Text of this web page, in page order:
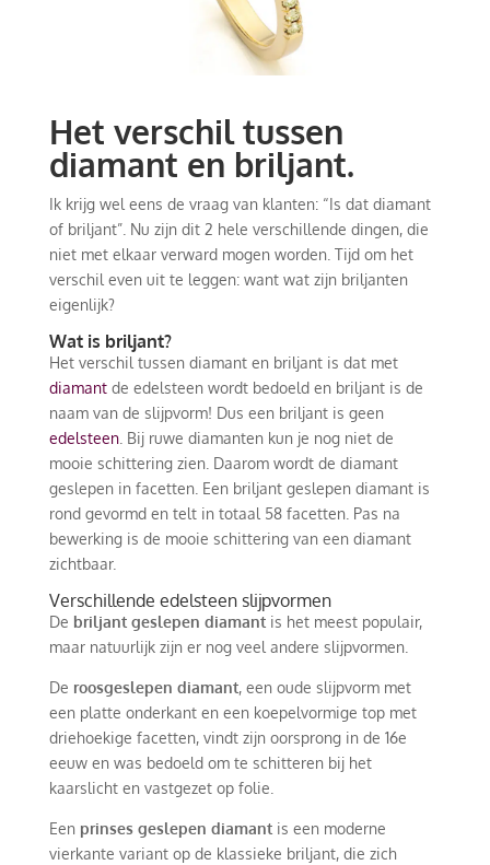
Het verschil tussen
diamant en briljant.
Ik krijg wel eens de vraag van klanten: “Is dat diamant
of briljant”. Nu zijn dit 2 hele verschillende dingen, die
niet met elkaar verward mogen worden. Tijd om het
verschil even uit te leggen: want wat zijn briljanten
eigenlijk?
Wat is briljant?
Het verschil tussen diamant en briljant is dat met
diamantde edelsteen wordt bedoeld en briljant is de
naam van de slijpvorm! Dus een briljant is geen
edelsteen. Bij ruwe diamanten kun je nog niet de
mooie schittering zien. Daarom wordt de diamant
geslepen in facetten. Een briljant geslepen diamant is
rond gevormd en telt in totaal 58 facetten. Pas na
bewerking is de mooie schittering van een diamant
zichtbaar.
Verschillende edelsteen slijpvormen
De briljant geslepen diamantis het meest populair,
maar natuurlijk zijn er nog veel andere slijpvormen.
De roosgeslepen diamant, een oude slijpvorm met
een platte onderkant en een koepelvormige top met
driehoekige facetten, vindt zijn oorsprong in de 16e
eeuw en was bedoeld om te schitteren bij het
kaarslicht en vastgezet op folie.
Een prinses geslepen diamantis een moderne
vierkante variant op de klassieke briljant, die zich